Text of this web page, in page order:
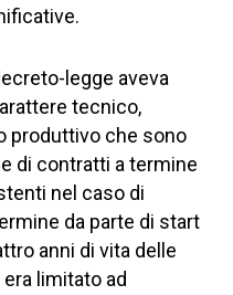
legge aveva
tecnico,
produttivo che sono
di contratti a termine
nel caso di
da parte di start
anni di vita delle
limitato ad